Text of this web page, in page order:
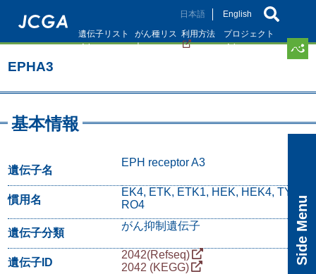
ン
ン
に
日本語
English
遺伝子リスト
がん種リス
ト
利用方法 プロジェクト
Side Menu
EPHA3
基本情報
遺伝子名
EPH receptor A3
慣用名
EK4, ETK, ETK1, HEK, HEK4, TY
RO4
遺伝子分類
がん抑制遺伝子
遺伝子ID
2042(Refseq)
2042 (KEGG)